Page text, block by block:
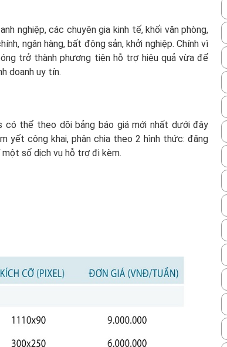
nghiệp, các chuyên gia kinh tế, khối văn phòng,
ngân hàng, bất động sản, khởi nghiệp. Chính vì
trở thành phương tiện hỗ trợ hiệu quả vừa để
doanh uy tín.
có thể theo dõi bảng báo giá mới nhất dưới đây
yết công khai, phân chia theo 2 hình thức: đăng
số dịch vụ hỗ trợ đi kèm.